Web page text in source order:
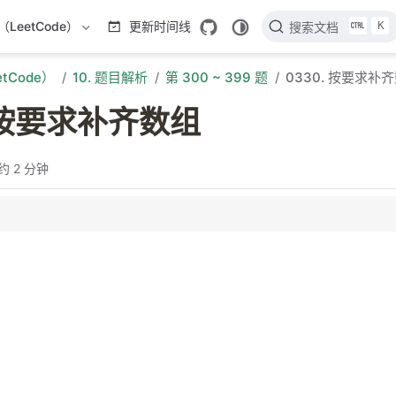
LeetCode） 更新时间线 搜索文档 K
） 10. 题目解析 第 300 ~ 399 题 0330. 按要求补
求补齐数组
2 分钟